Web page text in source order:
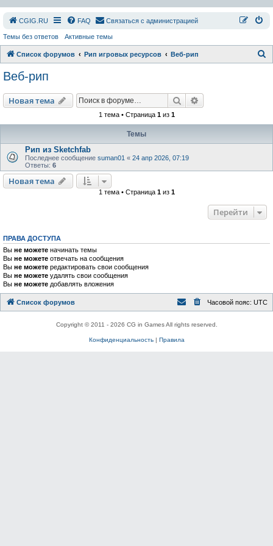
СGIG.RU FAQ Связаться с администрацией
Темы без ответов Активные темы
Список форумов Рип игровых ресурсов Веб-рип
Веб-рип
Новая тема Поиск
1 тема • Страница 1из 1
Темы
Рип из Sketchfab
Последнее сообщение suman01 « 24 апр 2026, 07:19
Ответы: 6
Новая тема
1 тема • Страница 1из 1
Перейти
ПРАВА ДОСТУПА
Вы не можете начинать темы
Вы не можете отвечать на сообщения
Вы не можете редактировать свои сообщения
Вы не можете удалять свои сообщения
Вы не можете добавлять вложения
Список форумов Часовой пояс: UTC
Copyright © 2011 - 2026 CG in Games All rights reserved.
Конфиденциальность| Правила